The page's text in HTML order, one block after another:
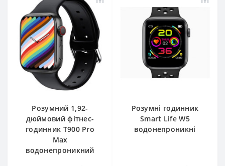
Розумний 1,92-
дюймовий фітнес-
годинник T900 Pro
Max
водонепроникний
Розумні годинник
Smart Life W5
водонепроникні